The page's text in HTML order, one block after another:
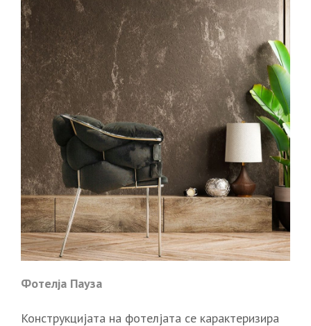
Фотелја Пауза
Конструкцијата на фотелјата се карактеризира